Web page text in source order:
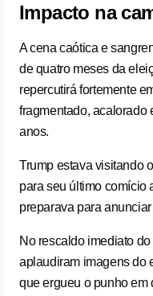
Impacto na
A cena caótica e
de quatro meses da
repercutirá fortemente
fragmentado, acalorado
anos.
Trump estava visitando
para seu último comício
preparava para
No rescaldo imediato
aplaudiram imagens
que ergueu o punho em